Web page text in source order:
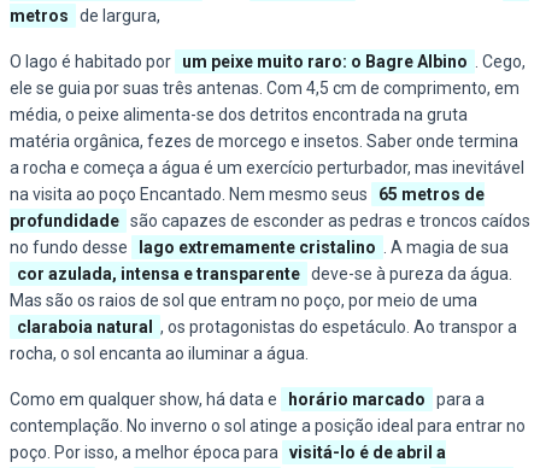
metros
de largura,
O lago é habitado por um peixe muito raro: o Bagre Albino
. Cego,
ele se guia por suas três antenas. Com 4,5 cm de comprimento, em
média, o peixe alimenta-se dos detritos encontrada na gruta
matéria orgânica, fezes de morcego e insetos. Saber onde termina
a rocha e começa a água é um exercício perturbador, mas inevitável
na visita ao poço Encantado. Nem mesmo seus
65 metros de
profundidade são capazes de esconder as pedras e troncos caídos
no fundo desse
lago extremamente cristalino
. A magia de sua
cor azulada, intensa e transparente deve-se à pureza da água.
Mas são os raios de sol que entram no poço, por meio de uma
claraboia natural
, os protagonistas do espetáculo. Ao transpor a
rocha, o sol encanta ao iluminar a água.
Como em qualquer show, há data e horário marcado
para a
contemplação. No inverno o sol atinge a posição ideal para entrar no
poço. Por isso, a melhor época para
visitá-lo é de abril a